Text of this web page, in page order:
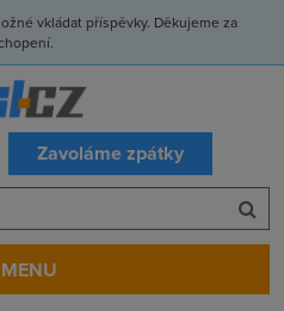
vkládat příspěvky. Děkujeme za
Zavoláme zpátky